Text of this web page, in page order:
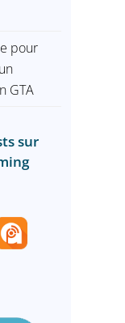
pour
GTA
sur